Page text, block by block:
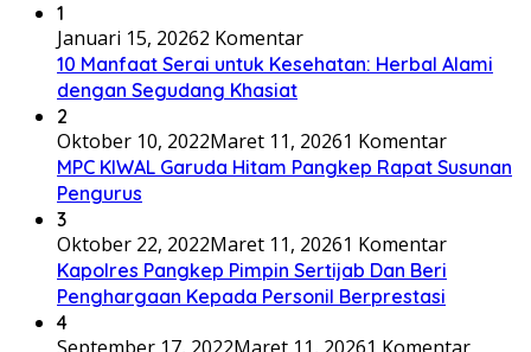
1
Januari 15, 20262 Komentar
10 Manfaat Serai untuk Kesehatan: Herbal Alami
dengan Segudang Khasiat
2
Oktober 10, 2022Maret 11, 20261 Komentar
MPC KIWAL Garuda Hitam Pangkep Rapat Susunan
Pengurus
3
Oktober 22, 2022Maret 11, 20261 Komentar
Kapolres Pangkep Pimpin Sertijab Dan Beri
Penghargaan Kepada Personil Berprestasi
4